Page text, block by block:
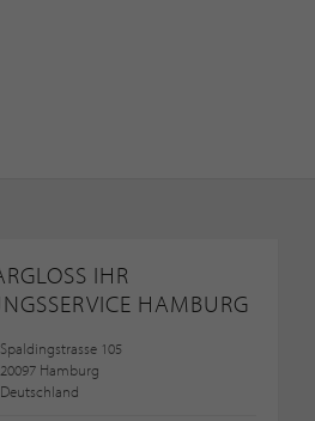
IHR
HAMBURG
Spaldingstrasse 105
20097 Hamburg
Deutschland